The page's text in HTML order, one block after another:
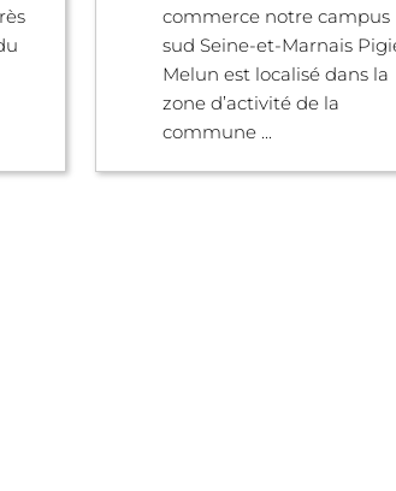
commerce notre campus
sud Seine-et-Marnais
Melun est localisé dans la
zone d’activité de la
commune ...